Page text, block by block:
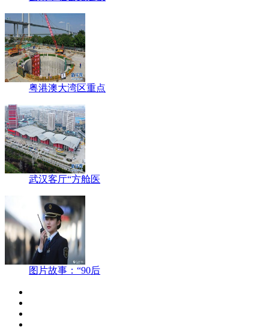
粤港澳大湾区重点
武汉客厅“方舱医
图片故事：“90后